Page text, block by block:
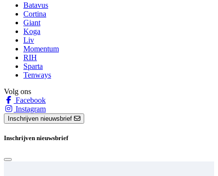
Batavus
Cortina
Giant
Koga
Liv
Momentum
RIH
Sparta
Tenways
Volg ons
Facebook
Instagram
Inschrijven nieuwsbrief
Inschrijven nieuwsbrief